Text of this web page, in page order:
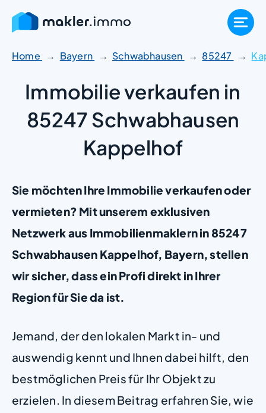
Zum
Inhalt
springen
Home Bayern Schwabhausen 85247
Immobilie verkaufen in
85247 Schwabhausen
Kappelhof
Sie möchten Ihre Immobilie verkaufen oder
vermieten? Mit unserem exklusiven
Netzwerk aus Immobilienmaklern in 85247
Schwabhausen Kappelhof, Bayern, stellen
wir sicher, dass ein Profi direkt in Ihrer
Region für Sie da ist.
Jemand, der den lokalen Markt in- und
auswendig kennt und Ihnen dabei hilft, den
bestmöglichen Preis für Ihr Objekt zu
erzielen. In diesem Beitrag erfahren Sie, wie